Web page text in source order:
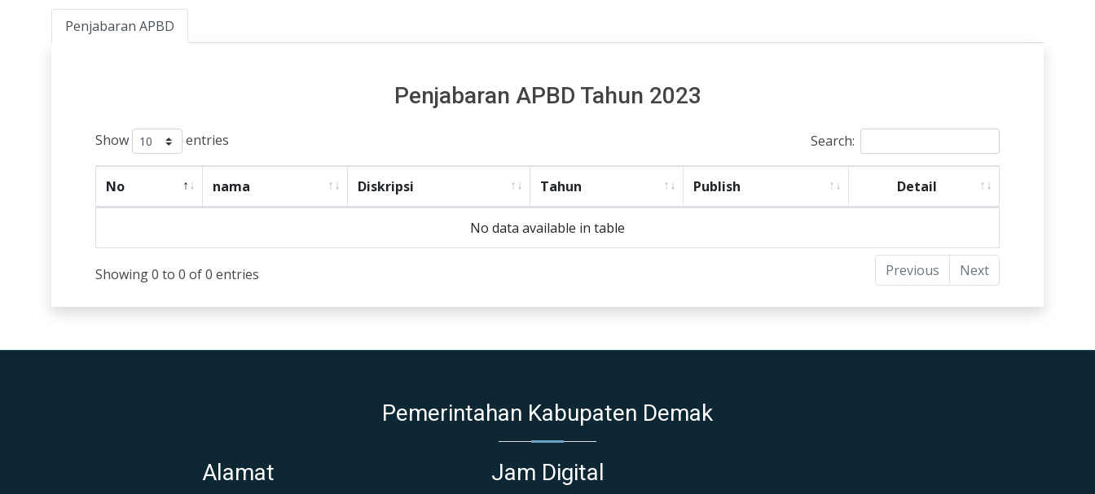
Penjabaran APBD
Penjabaran APBD Tahun 2023
Show entries Search:
No nama Diskripsi Tahun Publish Detail
No data available in table
Showing 0 to 0 of 0 entries Previous Next
Pemerintahan Kabupaten Demak
Alamat Jam Digital